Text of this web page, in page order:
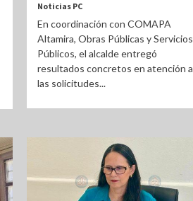
Noticias PC
En coordinación con COMAPA
Altamira, Obras Públicas y Servicios
Públicos, el alcalde entregó
resultados concretos en atención a
las solicitudes...